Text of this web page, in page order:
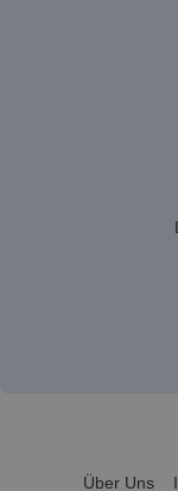
Über Uns